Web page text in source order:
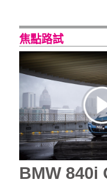
焦點路試
BMW 840i